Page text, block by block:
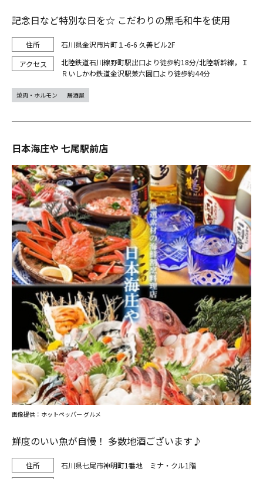
記念日など特別な日を☆ こだわりの黒毛和牛を使用
石川県金沢市片町１-6-6 久善ビル2F
北陸鉄道石川線野町駅出口より徒歩約18分/北陸新幹線，Ｉ
Ｒいしかわ鉄道金沢駅兼六園口より徒歩約44分
焼肉・ホルモン 居酒屋
日本海庄や 七尾駅前店
鮮度のいい魚が自慢！ 多数地酒ございます♪
石川県七尾市神明町1番地 ミナ・クル1階
画像提供：ホットペッパー グルメ